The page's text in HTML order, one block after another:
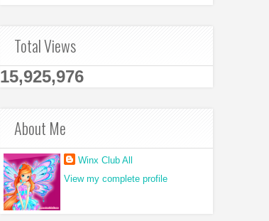
Total Views
15,925,976
About Me
Winx Club All
View my complete profile